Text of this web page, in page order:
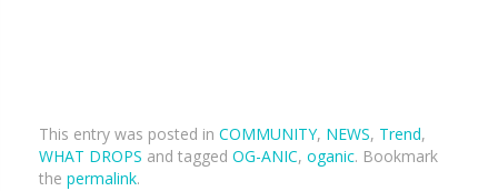
This entry was posted in COMMUNITY, NEWS, Trend,
WHAT DROPS and tagged OG-ANIC, oganic. Bookmark
the permalink.